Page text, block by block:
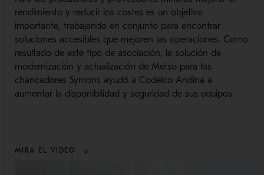
rendimiento y reducir los costes es un objetivo
importante, trabajando en conjunto para encontrar
soluciones accesibles que mejoren las operaciones. Como
resultado de este tipo de asociación, la solución de
modernización y actualización de Metso para los
chancadores Symons ayudó a Codelco Andina a
aumentar la disponibilidad y seguridad de sus equipos.
MIRA EL VIDEO